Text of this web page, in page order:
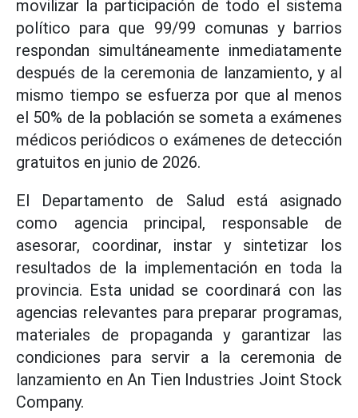
movilizar la participación de todo el sistema
político para que 99/99 comunas y barrios
respondan simultáneamente inmediatamente
después de la ceremonia de lanzamiento, y al
mismo tiempo se esfuerza por que al menos
el 50% de la población se someta a exámenes
médicos periódicos o exámenes de detección
gratuitos en junio de 2026.
El Departamento de Salud está asignado
como agencia principal, responsable de
asesorar, coordinar, instar y sintetizar los
resultados de la implementación en toda la
provincia. Esta unidad se coordinará con las
agencias relevantes para preparar programas,
materiales de propaganda y garantizar las
condiciones para servir a la ceremonia de
lanzamiento en An Tien Industries Joint Stock
Company.